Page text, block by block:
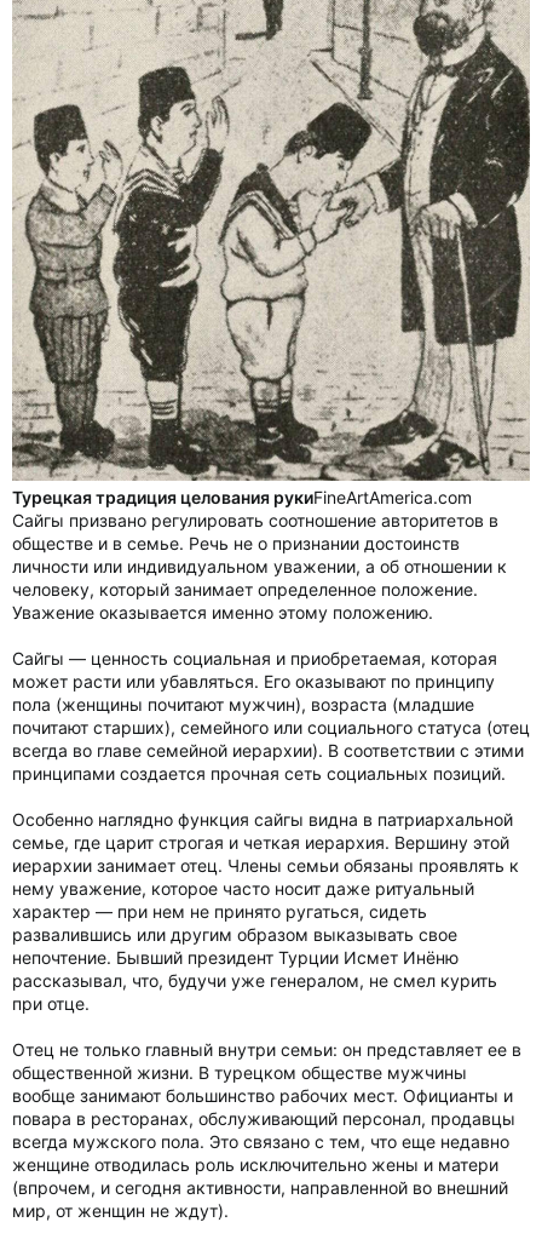
Турецкая традиция целования рукиFineArtAmerica.com
Сайгы призвано регулировать соотношение авторитетов в
обществе и в семье. Речь не о признании достоинств
личности или индивидуальном уважении, а об отношении к
человеку, который занимает определенное положение.
Уважение оказывается именно этому положению.
Сайгы — ценность социальная и приобретаемая, которая
может расти или убавляться. Его оказывают по принципу
пола (женщины почитают мужчин), возраста (младшие
почитают старших), семейного или социального статуса (отец
всегда во главе семейной иерархии). В соответствии с этими
принципами создается прочная сеть социальных позиций.
Особенно наглядно функция сайгы видна в патриархальной
семье, где царит строгая и четкая иерархия. Вершину этой
иерархии занимает отец. Члены семьи обязаны проявлять к
нему уважение, которое часто носит даже ритуальный
характер — при нем не принято ругаться, сидеть
развалившись или другим образом выказывать свое
непочтение. Бывший президент Турции Исмет Инёню
рассказывал, что, будучи уже генералом, не смел курить
при отце.
Отец не только главный внутри семьи: он представляет ее в
общественной жизни. В турецком обществе мужчины
вообще занимают большинство рабочих мест. Официанты и
повара в ресторанах, обслуживающий персонал, продавцы
всегда мужского пола. Это связано с тем, что еще недавно
женщине отводилась роль исключительно жены и матери
(впрочем, и сегодня активности, направленной во внешний
мир, от женщин не ждут).